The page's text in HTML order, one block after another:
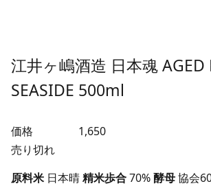
江井ヶ嶋酒造 日本魂 AGED
SEASIDE 500ml
価格
1,650
売り切れ
原料米 日本晴精米歩合70%酵母協会